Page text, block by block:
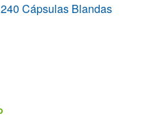
Cápsulas Blandas